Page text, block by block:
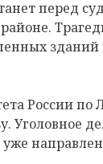
перед
России по
Уголовное